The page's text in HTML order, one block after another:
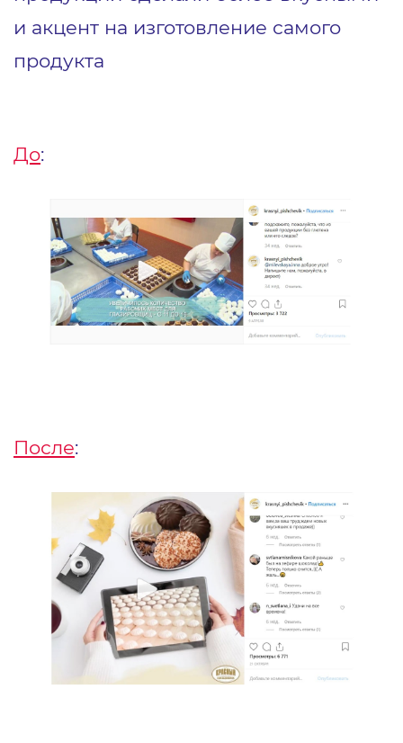
и акцент на изготовление самого
продукта
До:
После: